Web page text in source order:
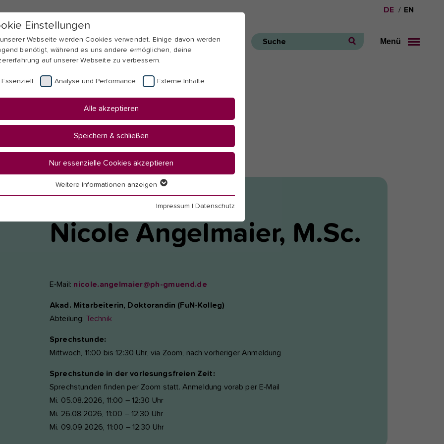
DE EN
Suche Menü
Nicole Angelmaier, M.Sc.
E-Mail: nicole.angelmaier@ph-gmuend.de
Akad. Mitarbeiterin, Doktorandin (FuN-Kolleg)
Abteilung: Technik
Sprechstunde:
Mittwoch, 11:00 bis 12:30 Uhr, via Zoom, nach vorheriger Anmeldung
Sprechstunde in der vorlesungsfreien Zeit:
Sprechstunden finden per Zoom statt. Anmeldung vorab per E-Mail
Mi. 05.08.2026, 11:00 – 12:30 Uhr
Mi. 26.08.2026, 11:00 – 12:30 Uhr
Mi. 09.09.2026, 11:00 – 12:30 Uhr
Einstellungen
Webseite werden Cookies verwendet. Einige davon werden
benötigt, während es uns andere ermöglichen, deine
auf unserer Webseite zu verbessern.
Essenziell Analyse und Performance Externe Inhalte
Alle akzeptieren
Speichern & schließen
Nur essenzielle Cookies akzeptieren
Cookies werden für grundlegende Funktionen der Webseite
1 Jahr
Diese Gruppe beinhaltet alle Skripte für analytisches
Tracking und zugehörige Cookies. Es hilft uns die
Nutzererfahrung der Website zu verbessern.
Cookie-Informationen anzeigen
Inhalte
verwenden auf unserer Website externe Inhalte, um Ihnen
Weitere Informationen anzeigen
Impressum Datenschutz